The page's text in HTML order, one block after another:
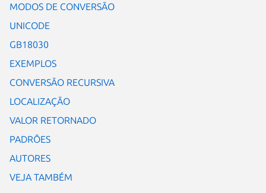
MODOS DE CONVERSÃO
UNICODE
GB18030
EXEMPLOS
CONVERSÃO RECURSIVA
LOCALIZAÇÃO
VALOR RETORNADO
PADRÕES
AUTORES
VEJA TAMBÉM